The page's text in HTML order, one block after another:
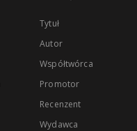
Tytuł
Autor
Współtwórca
Promotor
Recenzent
Wydawca